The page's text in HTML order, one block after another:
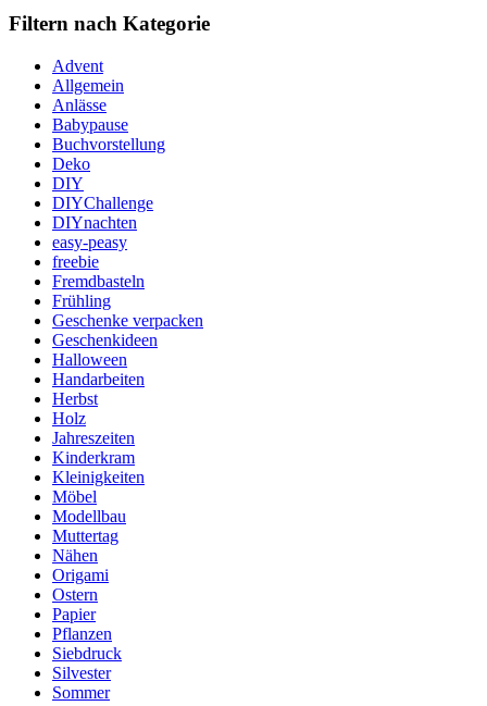
Filtern nach Kategorie
Advent
Allgemein
Anlässe
Babypause
Buchvorstellung
Deko
DIY
DIYChallenge
DIYnachten
easy-peasy
freebie
Fremdbasteln
Frühling
Geschenke verpacken
Geschenkideen
Halloween
Handarbeiten
Herbst
Holz
Jahreszeiten
Kinderkram
Kleinigkeiten
Möbel
Modellbau
Muttertag
Nähen
Origami
Ostern
Papier
Pflanzen
Siebdruck
Silvester
Sommer